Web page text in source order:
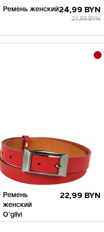
Ремень женский - 124,99 BYN
24,99 BYN
Ремень
женский
O'gilvi
22,99 BYN